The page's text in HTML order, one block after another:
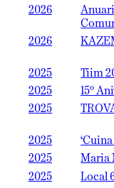
2026
2026
2025
Tiim
2025
15º
2025
2025
2025
Maria
2025
Local